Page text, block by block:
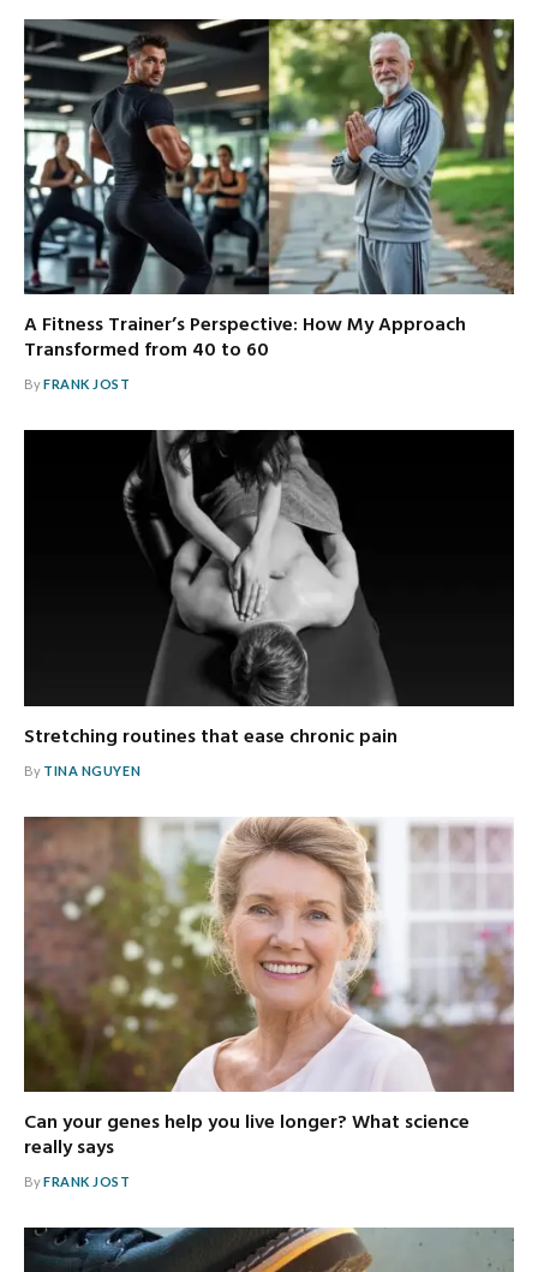
A Fitness Trainer’s Perspective: How My Approach
Transformed from 40 to 60
ByFRANK JOST
Stretching routines that ease chronic pain
By TINA NGUYEN
Can your genes help you live longer? What science
really says
ByFRANK JOST